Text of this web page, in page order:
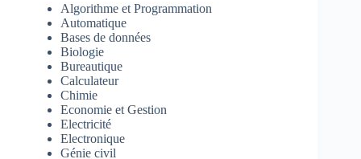
Algorithme et Programmation
Automatique
Bases de données
Biologie
Bureautique
Calculateur
Chimie
Economie et Gestion
Electricité
Electronique
Génie civil